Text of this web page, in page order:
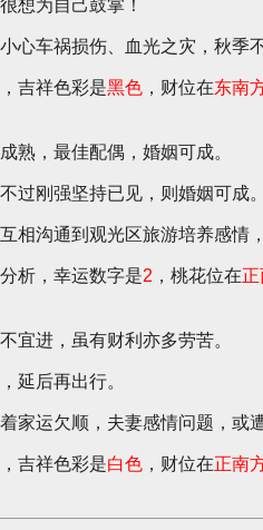
想为自己鼓掌！
心车祸损伤、血光之灾，秋季不
吉祥色彩是黑色 ，财位在东南
熟，最佳配偶，婚姻可成。
过刚强坚持已见，则婚姻可成。
相沟通到观光区旅游培养感情
析，幸运数字是2 ，桃花位在
宜进，虽有财利亦多劳苦。
延后再出行。
家运欠顺，夫妻感情问题，或
吉祥色彩是白色 ，财位在正南